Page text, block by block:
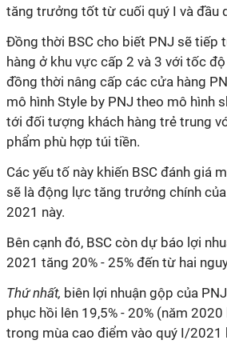
tăng trưởng tốt từ cuối quý I và đầu
Đồng thời BSC cho biết PNJ sẽ tiếp
hàng ở khu vực cấp 2 và 3 với tốc
đồng thời nâng cấp các cửa hàng
mô hình Style by PNJ theo mô hình
tới đối tượng khách hàng trẻ trung
phẩm phù hợp túi tiền.
Các yếu tố này khiến BSC đánh giá
sẽ là động lực tăng trưởng chính
2021 này.
Bên cạnh đó, BSC còn dự báo lợi
2021 tăng 20% - 25% đến từ hai
Thứ nhất, biên lợi nhuận gộp của
phục hồi lên 19,5% - 20% (năm
trong mùa cao điểm vào quý I/2021